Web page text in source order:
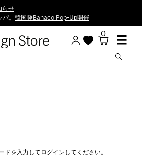
らせ
。 韓国発Banaco Pop-Up開催
0
ドを入力してログインしてください。